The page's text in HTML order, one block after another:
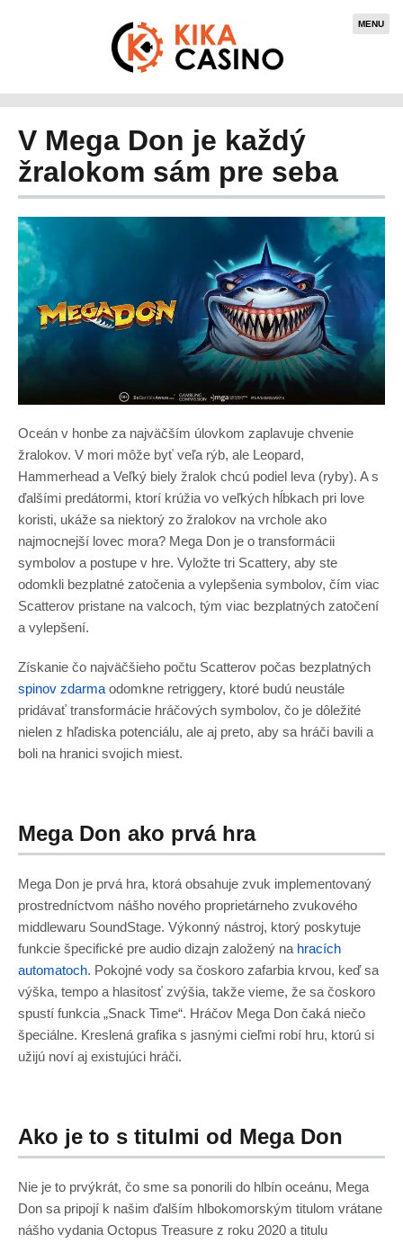
MENU
V Mega Don je každý
žralokom sám pre seba
Oceán v honbe za najväčším úlovkom zaplavuje chvenie
žralokov. V mori môže byť veľa rýb, ale Leopard,
Hammerhead a Veľký biely žralok chcú podiel leva (ryby). A s
ďalšími predátormi, ktorí krúžia vo veľkých hĺbkach pri love
koristi, ukáže sa niektorý zo žralokov na vrchole ako
najmocnejší lovec mora? Mega Don je o transformácii
symbolov a postupe v hre. Vyložte tri Scattery, aby ste
odomkli bezplatné zatočenia a vylepšenia symbolov, čím viac
Scatterov pristane na valcoch, tým viac bezplatných zatočení
a vylepšení.
Získanie čo najväčšieho počtu Scatterov počas bezplatných
spinov zdarma odomkne retriggery, ktoré budú neustále
pridávať transformácie hráčových symbolov, čo je dôležité
nielen z hľadiska potenciálu, ale aj preto, aby sa hráči bavili a
boli na hranici svojich miest.
Mega Don ako prvá hra
Mega Don je prvá hra, ktorá obsahuje zvuk implementovaný
prostredníctvom nášho nového proprietárneho zvukového
middlewaru SoundStage. Výkonný nástroj, ktorý poskytuje
funkcie špecifické pre audio dizajn založený na hracích
automatoch. Pokojné vody sa čoskoro zafarbia krvou, keď sa
výška, tempo a hlasitosť zvýšia, takže vieme, že sa čoskoro
spustí funkcia „Snack Time“. Hráčov Mega Don čaká niečo
špeciálne. Kreslená grafika s jasnými cieľmi robí hru, ktorú si
užijú noví aj existujúci hráči.
Ako je to s titulmi od Mega Don
Nie je to prvýkrát, čo sme sa ponorili do hlbín oceánu, Mega
Don sa pripojí k našim ďalším hlbokomorským titulom vrátane
nášho vydania Octopus Treasure z roku 2020 a titulu